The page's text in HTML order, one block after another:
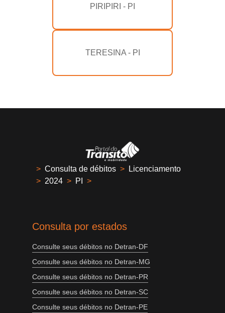
PIRIPIRI - PI
TERESINA - PI
> Consulta de débitos > Licenciamento
> 2024 > PI >
Consulta por estados
Consulte seus débitos no Detran-DF
Consulte seus débitos no Detran-MG
Consulte seus débitos no Detran-PR
Consulte seus débitos no Detran-SC
Consulte seus débitos no Detran-PE